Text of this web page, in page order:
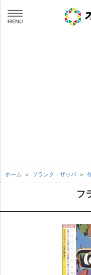
ホーム フランク・ザッパ
フ